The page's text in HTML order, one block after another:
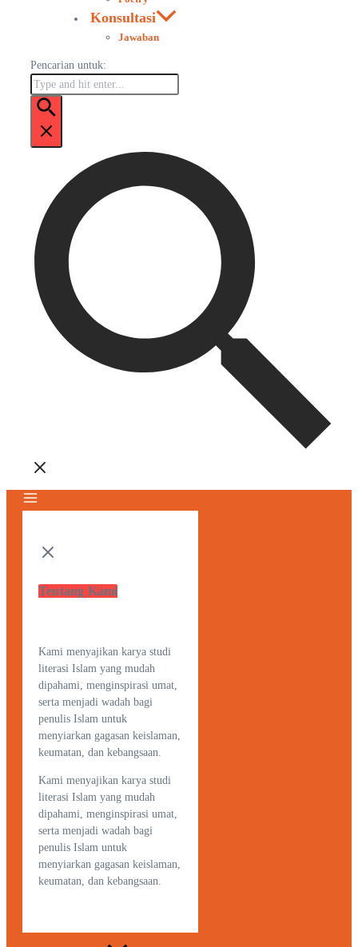
Konsultasi
Jawaban
Pencarian untuk:
Tentang Kami
Kami menyajikan karya studi
literasi Islam yang mudah
dipahami, menginspirasi umat,
serta menjadi wadah bagi
penulis Islam untuk
menyiarkan gagasan keislaman,
keumatan, dan kebangsaan.
Kami menyajikan karya studi
literasi Islam yang mudah
dipahami, menginspirasi umat,
serta menjadi wadah bagi
penulis Islam untuk
menyiarkan gagasan keislaman,
keumatan, dan kebangsaan.